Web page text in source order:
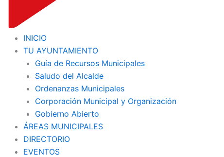
INICIO
TU AYUNTAMIENTO
Guía de Recursos Municipales
Saludo del Alcalde
Ordenanzas Municipales
Corporación Municipal y Organización
Gobierno Abierto
ÁREAS MUNICIPALES
DIRECTORIO
EVENTOS